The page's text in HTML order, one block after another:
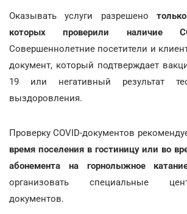
Оказывать услуги разрешено
которых проверили наличие
Совершеннолетние посетители и
документ, который подтверждает
19 или негативный результат
выздоровления.
Проверку COVID-документов
время поселения в гостиницу или во
абонемента на горнолыжное
организовать специальные
документов.